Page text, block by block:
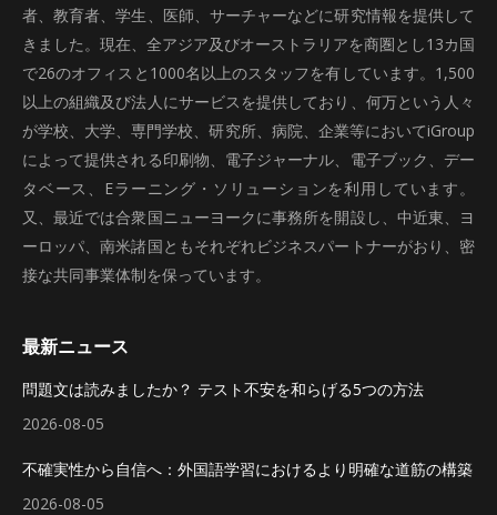
者、教育者、学生、医師、サーチャーなどに研究情報を提供して
きました。現在、全アジア及びオーストラリアを商圏とし13カ国
で26のオフィスと1000名以上のスタッフを有しています。1,500
以上の組織及び法人にサービスを提供しており、何万という人々
が学校、大学、専門学校、研究所、病院、企業等においてiGroup
によって提供される印刷物、電子ジャーナル、電子ブック、デー
タベース、Eラーニング・ソリューションを利用しています。
又、最近では合衆国ニューヨークに事務所を開設し、中近東、ヨ
ーロッパ、南米諸国ともそれぞれビジネスパートナーがおり、密
接な共同事業体制を保っています。
最新ニュース
問題文は読みましたか？ テスト不安を和らげる5つの方法
2026-08-05
不確実性から自信へ：外国語学習におけるより明確な道筋の構築
2026-08-05